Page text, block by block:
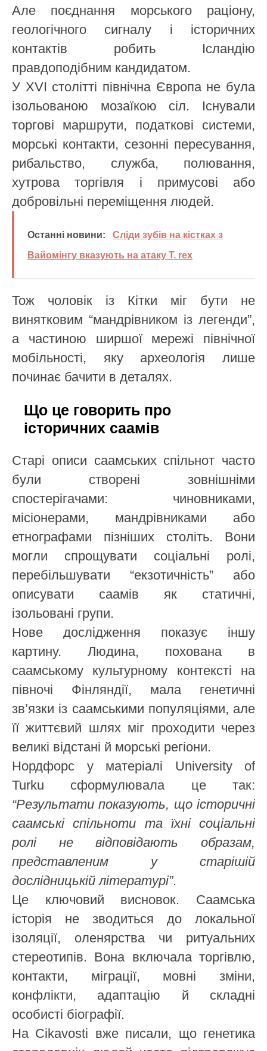
Але поєднання морського раціону,
геологічного сигналу і історичних
контактів робить Ісландію
правдоподібним кандидатом.
У XVI столітті північна Європа не була
ізольованою мозаїкою сіл. Існували
торгові маршрути, податкові системи,
морські контакти, сезонні пересування,
рибальство, служба, полювання,
хутрова торгівля і примусові або
добровільні переміщення людей.
Останні новини:
Сліди зубів на кістках з
Вайомінгу вказують на атаку T. rex
Тож чоловік із Кітки міг бути не
винятковим “мандрівником із легенди”,
а частиною ширшої мережі північної
мобільності, яку археологія лише
починає бачити в деталях.
Що це говорить про
історичних саамів
Старі описи саамських спільнот часто
були створені зовнішніми
спостерігачами: чиновниками,
місіонерами, мандрівниками або
етнографами пізніших століть. Вони
могли спрощувати соціальні ролі,
перебільшувати “екзотичність” або
описувати саамів як статичні,
ізольовані групи.
Нове дослідження показує іншу
картину. Людина, похована в
саамському культурному контексті на
півночі Фінляндії, мала генетичні
зв’язки із саамськими популяціями, але
її життєвий шлях міг проходити через
великі відстані й морські регіони.
Нордфорс у матеріалі University of
Turku сформулювала це так:
“Результати показують, що історичні
саамські спільноти та їхні соціальні
ролі не відповідають образам,
представленим у старішій
дослідницькій літературі”.
Це ключовий висновок. Саамська
історія не зводиться до локальної
ізоляції, оленярства чи ритуальних
стереотипів. Вона включала торгівлю,
контакти, міграції, мовні зміни,
конфлікти, адаптацію й складні
особисті біографії.
На Cikavosti вже писали, що генетика